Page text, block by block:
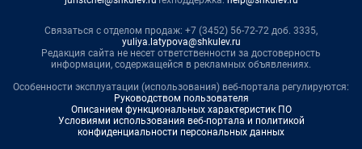
Связаться с отделом продаж: +7 (3452) 56-72-72 доб. 3335,
yuliya.latypova@shkulev.ru
Редакция сайта не несет ответственности за достоверность
информации, содержащейся в рекламных объявлениях.
Особенности эксплуатации (использования) веб-портала регулируются:
Руководством пользователя
Описанием функциональных характеристик ПО
Условиями использования веб-портала и политикой
конфиденциальности персональных данных